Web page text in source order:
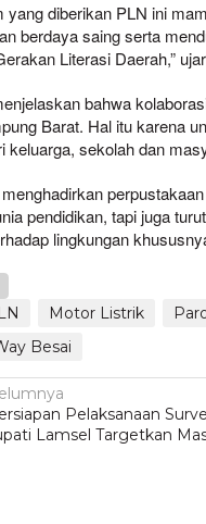
yang diberikan PLN ini
berdaya saing serta
Literasi Daerah,”
bahwa
Barat. Hal itu karena
keluarga, sekolah dan
menghadirkan
pendidikan, tapi juga
lingkungan
Motor Listrik
Besai
Pelaksanaan
Lamsel Targetkan